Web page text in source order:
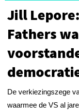
Jill
Fathers
De verkiezingszege
waarmee de VS al